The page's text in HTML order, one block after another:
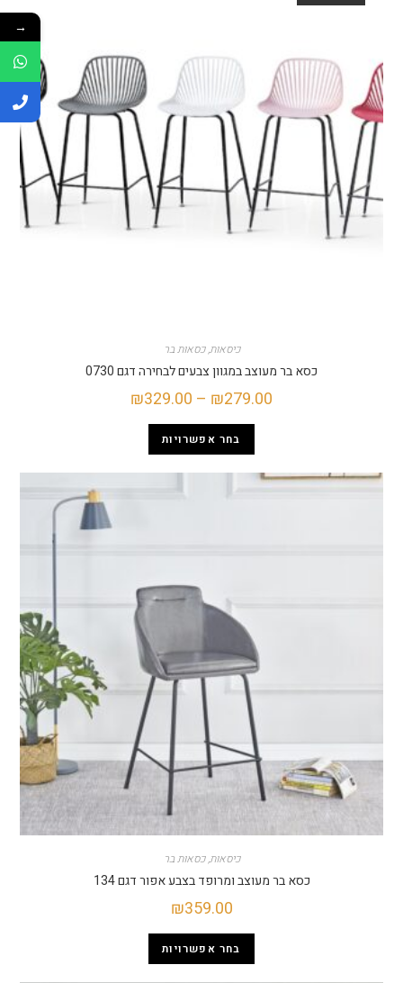
כיסאות,כסאות בר
כסא בר מעוצב במגוון צבעים לבחירה דגם 0730
₪279.00
–
₪329.00
בחר אפשרויות
כיסאות,כסאות בר
כסא בר מעוצב ומרופד בצבע אפור דגם 134
₪359.00
בחר אפשרויות
→